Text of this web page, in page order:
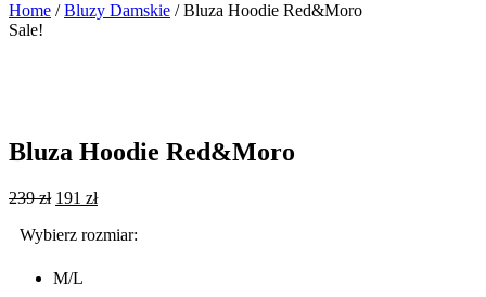
Home /Bluzy Damskie / Bluza Hoodie Red&Moro
Sale!
Bluza Hoodie Red&Moro
239zł 191 zł
M/L